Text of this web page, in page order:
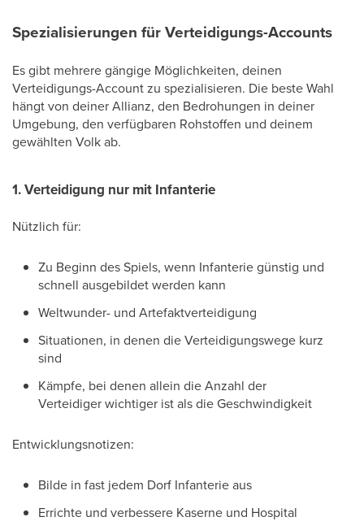
Spezialisierungen für Verteidigungs-Accounts
Es gibt mehrere gängige Möglichkeiten, deinen
Verteidigungs-Account zu spezialisieren. Die beste Wahl
hängt von deiner Allianz, den Bedrohungen in deiner
Umgebung, den verfügbaren Rohstoffen und deinem
gewählten Volk ab.
1. Verteidigung nur mit Infanterie
Nützlich für:
Zu Beginn des Spiels, wenn Infanterie günstig und
schnell ausgebildet werden kann
Weltwunder- und Artefaktverteidigung
Situationen, in denen die Verteidigungswege kurz
sind
Kämpfe, bei denen allein die Anzahl der
Verteidiger wichtiger ist als die Geschwindigkeit
Entwicklungsnotizen:
Bilde in fast jedem Dorf Infanterie aus
Errichte und verbessere Kaserne und Hospital